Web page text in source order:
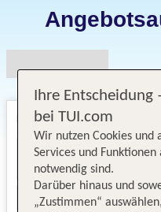
Ihre Entscheidung
bei TUI.com
Wir nutzen Cookies und
Services und
notwendig sind.
Darüber hinaus und
„Zustimmen“